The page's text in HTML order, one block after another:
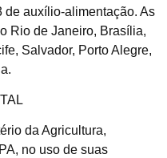
de auxílio-alimentação. As
Rio de Janeiro, Brasília,
Salvador, Porto Alegre,
da Agricultura,
no uso de suas